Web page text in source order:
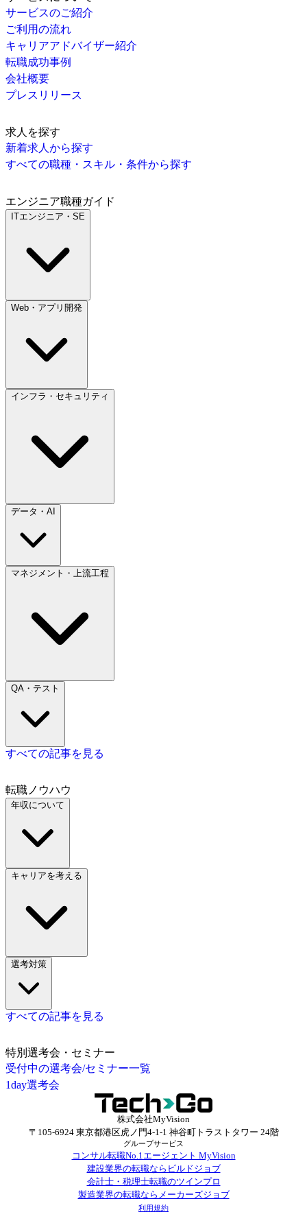
サービスのご紹介
ご利用の流れ
キャリアアドバイザー紹介
転職成功事例
会社概要
プレスリリース
求人を探す
新着求人から探す
すべての職種・スキル・条件から探す
エンジニア職種ガイド
ITエンジニア・SE
Web・アプリ開発
インフラ・セキュリティ
データ・AI
マネジメント・上流工程
QA・テスト
すべての記事を見る
転職ノウハウ
年収について
キャリアを考える
選考対策
すべての記事を見る
特別選考会・セミナー
受付中の選考会/セミナー一覧
1day選考会
株式会社MyVision
〒105-6924 東京都港区虎ノ門4-1-1 神谷町トラストタワー 24階
グループサービス
コンサル転職No.1エージェント MyVision
建設業界の転職ならビルドジョブ
会計士・税理士転職のツインプロ
製造業界の転職ならメーカーズジョブ
利用規約